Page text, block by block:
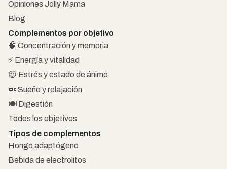
Opiniones Jolly Mama
Blog
Complementos por objetivo
🧠 Concentración y memoria
⚡ Energía y vitalidad
😌 Estrés y estado de ánimo
💤 Sueño y relajación
🍽️ Digestión
Todos los objetivos
Tipos de complementos
Hongo adaptógeno
Bebida de electrolitos